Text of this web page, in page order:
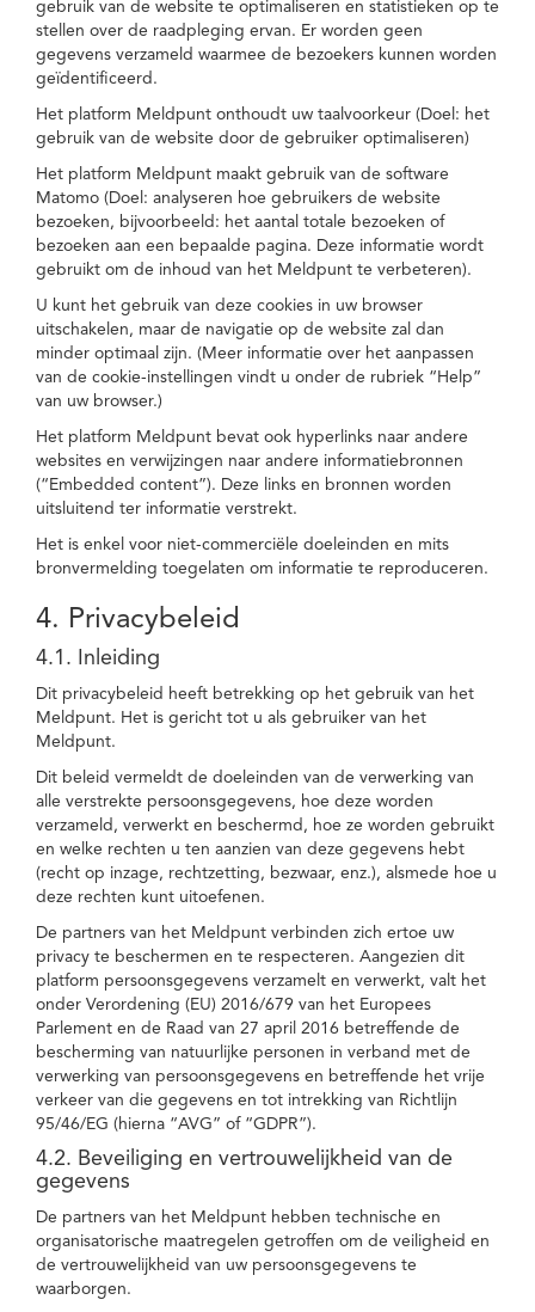
gebruik van de website te optimaliseren en statistieken op te
stellen over de raadpleging ervan. Er worden geen
gegevens verzameld waarmee de bezoekers kunnen worden
geïdentificeerd.
Het platform Meldpunt onthoudt uw taalvoorkeur (Doel: het
gebruik van de website door de gebruiker optimaliseren)
Het platform Meldpunt maakt gebruik van de software
Matomo (Doel: analyseren hoe gebruikers de website
bezoeken, bijvoorbeeld: het aantal totale bezoeken of
bezoeken aan een bepaalde pagina. Deze informatie wordt
gebruikt om de inhoud van het Meldpunt te verbeteren).
U kunt het gebruik van deze cookies in uw browser
uitschakelen, maar de navigatie op de website zal dan
minder optimaal zijn. (Meer informatie over het aanpassen
van de cookie-instellingen vindt u onder de rubriek “Help”
van uw browser.)
Het platform Meldpunt bevat ook hyperlinks naar andere
websites en verwijzingen naar andere informatiebronnen
(“Embedded content”). Deze links en bronnen worden
uitsluitend ter informatie verstrekt.
Het is enkel voor niet-commerciële doeleinden en mits
bronvermelding toegelaten om informatie te reproduceren.
4. Privacybeleid
4.1. Inleiding
Dit privacybeleid heeft betrekking op het gebruik van het
Meldpunt. Het is gericht tot u als gebruiker van het
Meldpunt.
Dit beleid vermeldt de doeleinden van de verwerking van
alle verstrekte persoonsgegevens, hoe deze worden
verzameld, verwerkt en beschermd, hoe ze worden gebruikt
en welke rechten u ten aanzien van deze gegevens hebt
(recht op inzage, rechtzetting, bezwaar, enz.), alsmede hoe u
deze rechten kunt uitoefenen.
De partners van het Meldpunt verbinden zich ertoe uw
privacy te beschermen en te respecteren. Aangezien dit
platform persoonsgegevens verzamelt en verwerkt, valt het
onder Verordening (EU) 2016/679 van het Europees
Parlement en de Raad van 27 april 2016 betreffende de
bescherming van natuurlijke personen in verband met de
verwerking van persoonsgegevens en betreffende het vrije
verkeer van die gegevens en tot intrekking van Richtlijn
95/46/EG (hierna “AVG” of “GDPR”).
4.2. Beveiliging en vertrouwelijkheid van de
gegevens
De partners van het Meldpunt hebben technische en
organisatorische maatregelen getroffen om de veiligheid en
de vertrouwelijkheid van uw persoonsgegevens te
waarborgen.